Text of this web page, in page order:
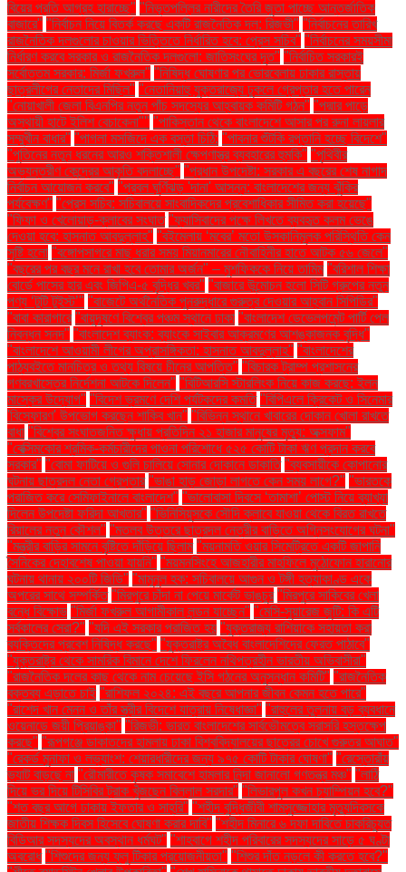
বিয়ের প্রতি আগ্রহ হারাচ্ছে" "নিভৃতপল্লির নারীদের তৈরি জুতা পাচ্ছে আন্তর্জাতিক
বাজারে" "নির্বাচন নিয়ে বিতর্ক করছে একটি রাজনৈতিক দল: রিজভী" "নির্বাচনের তারিখ
রাজনৈতিক দলগুলোর চাওয়ার ভিত্তিতে নির্ধারিত হবে: প্রেস সচিব" "নির্বাচনের সময়সীমা
নির্ধারণ করবে সরকার ও রাজনৈতিক দলগুলো: জাতিসংঘের দূত" "নির্বাচিত সরকারই
সর্বোত্তম সরকার: মির্জা ফখরুল" "নিষিদ্ধ ঘোষণার পর ভোরবেলায় ঢাকার রাস্তায়
ছাত্রলীগের নেতাদের মিছিল" "নেতানিয়াহু যুক্তরাজ্যে ঢুকলে গ্রেপ্তার হতে পারেন
"নোয়াখালী জেলা বিএনপির নতুন পাঁচ সদস্যের আহ্বায়ক কমিটি গঠন" "পদ্মার পাড়ে
অস্থায়ী হাটে ইলিশ বেচাকেনা"'' "পাকিস্তান থেকে বাংলাদেশে আসার পর রুনা লায়লার
সম্মুখীন বাধার" "পাগলা মসজিদে এক বস্তা চিঠি: "পাবনার শুঁটকি রপ্তানি হচ্ছে বিদেশে"
"পুতিনের নতুন ধরনের আরও শক্তিশালী ক্ষেপণাস্ত্র ব্যবহারের হুমকি" "পৃথিবীর
অভ্যন্তরীণ কেন্দ্রের আকৃতি বদলাচ্ছে" "প্রধান উপদেষ্টা: সরকার এ বছরের শেষ নাগাদ
নির্বাচন আয়োজন করবে" "প্রবল ঘূর্ণিঝড় 'দানা' আসন্ন: বাংলাদেশের জন্য ঝুঁকির
পর্যবেক্ষণ" "প্রেস সচিব: সচিবালয়ে সাংবাদিকদের প্রবেশাধিকার সীমিত করা হয়েছে"
"ফিফা ও খেলোয়াড়-ক্লাবের সংঘাত "ফ্যাসিবাদের পক্ষে লিখতে ব্যবহৃত কলম ভেঙে
দেওয়া হবে: হাসনাত আবদুল্লাহ" "বইমেলায় ‘মবের’ মতো উসকানিমূলক পরিস্থিতি কেন
সৃষ্টি হলো "বঙ্গোপসাগরে মাছ ধরার সময় মিয়ানমারের নৌবাহিনীর হাতে আটক ৫৬ জেলে"
"বছরের পর বছর মনে রাখা হবে তোমার অর্জন" – মুশফিককে নিয়ে তামিম "বরিশাল শিক্ষা
বোর্ডে পাসের হার এবং জিপিএ-৫ বৃদ্ধির খবর" "বাজারে উন্মোচন হলো সিটি গ্রুপের নতুন
পণ্য ‘টুটি টুইস্ট’" "বাজেটে অর্থনৈতিক পুনরুদ্ধারে গুরুত্ব দেওয়ার আহ্বান সিপিডির"
"বাবা কারাগারে "বায়ুদূষণে বিশ্বের পঞ্চম স্থানে ঢাকা "বাংলাদেশ ডেভেলপমেন্ট পার্টি পেল
নিবন্ধন সনদ" "বাংলাদেশ ব্যাংক: ব্যাংকে সাইবার আক্রমণের আশঙ্কাজনক বৃদ্ধি"
"বাংলাদেশে আওয়ামী লীগের অপ্রাসঙ্গিকতা: হাসনাত আবদুল্লাহ" "বাংলাদেশের
পাঠ্যবইতে মানচিত্র ও তথ্য বিষয়ে চীনের আপত্তি" "বিচারক ট্রাম্প প্রশাসনের
গণবরখাস্তের নির্দেশনা আটকে দিলেন" "বিটিআরসি স্টারলিংক নিয়ে কাজ করছে: ইলন
মাস্কের উদ্যোগ" "বিদেশ ভ্রমণে দেশি পর্যটকদের কমতি "বিপিএলে ক্রিকেট ও সিনেমার
'বিস্ফোরণ' উপভোগ করছেন শাকিব খান" "বিভিন্ন স্থানে খাবারের দোকান খোলা রাখতে
বাধা "বিশ্বের সংঘাতজনিত ক্ষুধায় প্রতিদিন ২১ হাজার মানুষের মৃত্যু: অক্সফাম"
"বেক্সিমকোর শ্রমিক-কর্মচারীদের পাওনা পরিশোধে ৫২৫ কোটি টাকা ঋণ প্রদান করবে
সরকার" "বোমা ফাটিয়ে ও গুলি চালিয়ে সোনার দোকানে ডাকাতি "ব্যবসায়ীকে কোপানোর
ঘটনায় ছাত্রদল নেতা গ্রেপ্তার "ভাঙা হাড় জোড়া লাগতে কেন সময় লাগে?" "ভারতকে
পরাজিত করে সেমিফাইনালে বাংলাদেশ" "ভালোবাসা দিবসে ‘তামাশা’ পোস্ট নিয়ে ব্যাখ্যা
দিলেন উপদেষ্টা ফরিদা আখতার" "ভিনিসিয়ুসকে সৌদি ক্লাবে যাওয়া থেকে বিরত রাখতে
রিয়ালের নতুন কৌশল" "মতলব উত্তরে ছাত্রদল নেত্রীর বাড়িতে অগ্নিসংযোগের ঘটনা"
"মন্ত্রীর বাড়ির সামনে বৃষ্টিতে দাঁড়িয়ে ছিলাম "ময়নামতি ওয়ার সিমেট্রিতে একটি জাপানি
সৈনিকের দেহাবশেষ পাওয়া যায়নি" "ময়মনসিংহে আজহারীর মাহফিলে মুঠোফোন হারানোর
ঘটনায় থানায় ২০০টি জিডি" "মামুনুল হক: সচিবালয়ে আগুন ও টঙ্গী হত্যাকাণ্ড একে
অপরের সাথে সম্পর্কিত "মিরপুরে চাঁদা না পেয়ে মার্কেট ভাঙচুর "মিরপুরে সাকিবের খেলা
বন্ধে বিক্ষোভ "মির্জা ফখরুল আগামীকাল লন্ডন যাচ্ছেন" "মেসি-সুয়ারেজ জুটি: কি এটি
সর্বকালের সেরা?" "যদি এই সরকার পরাজিত হয় "যুক্তরাজ্য রাশিয়াকে সহায়তা করা
ব্যক্তিদের প্রবেশ নিষিদ্ধ করছে" "যুক্তরাষ্ট্র অবৈধ বাংলাদেশিদের ফেরত পাঠাবে"
"যুক্তরাষ্ট্র থেকে সামরিক বিমানে দেশে ফিরলেন নথিপত্রহীন ভারতীয় অভিবাসীরা"
"রাজনৈতিক দলের কাছ থেকে নাম চেয়েছে ইসি গঠনের অনুসন্ধান কমিটি" "রাজনৈতিক
বক্তব্য এড়াতে চাই "রাশিফল ২০২৪: এই বছরে আপনার জীবন কেমন হতে পারে"
"রাশেদ খান মেনন ও তাঁর স্ত্রীর বিদেশে যাত্রায় নিষেধাজ্ঞা" "রাহুলের তুলনায় বড় ব্যবধানে
ওয়েনাডে জয়ী প্রিয়াঙ্কা" "রিজভী: ভারত বাংলাদেশের সার্বভৌমত্বে সরাসরি হস্তক্ষেপ
করছে" "রূপগঞ্জে ডাকাতদের হামলায় ঢাকা বিশ্ববিদ্যালয়ের ছাত্রের চোখে গুরুতর আঘাত"
"রেকর্ড মুনাফা ও লভ্যাংশ: শেয়ারধারীদের জন্য ৯৭৫ কোটি টাকার ঘোষণা" "রেস্তোরাঁয়
ভ্যাট বাড়ছে না "রৌমারীতে কৃষক সমাবেশে হামলার নিন্দা জানালো গণতন্ত্র মঞ্চ" "লাঠি
দিয়ে ভর দিয়ে টিসিবির ট্রাক খুঁজছেন বিল্লাল সরদার" "লিভারপুল কখন চ্যাম্পিয়ন হবে?"
"শত বছর আগে ঢাকায় ইফতার ও সাহ্‌রি" "শহীদ বুদ্ধিজীবী শামসুজ্জোহার মৃত্যুদিবসকে
জাতীয় শিক্ষক দিবস হিসেবে ঘোষণা করার দাবি" "শহীদ মিনারে ৬ দফা দাবিতে চাকরিচ্যুত
বিডিআর সদস্যদের অবস্থান ধর্মঘট" "শাহবাগে শহীদ পরিবারের সদস্যদের সাড়ে ৫ ঘণ্টা
অবরোধ "শিশুদের জন্য ফ্লু টিকার প্রয়োজনীয়তা" "শিশুর দাঁত নড়লে কী করতে হবে?"